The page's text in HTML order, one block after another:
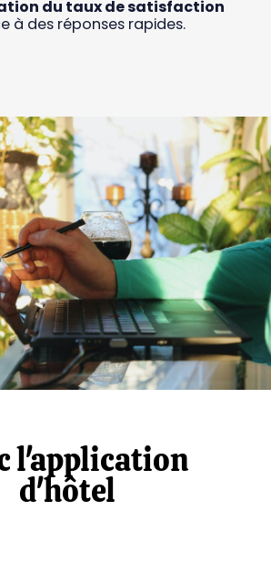
du taux de satisfaction
à des réponses rapides.
l'application
d'hôtel